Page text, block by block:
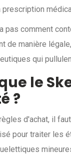
pas comment
de manière
qui
le
?
d'achat, il
pour traiter les